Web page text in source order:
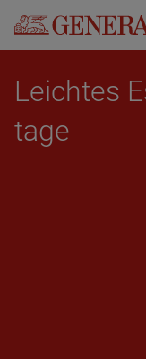
Leich­tes
ta­ge